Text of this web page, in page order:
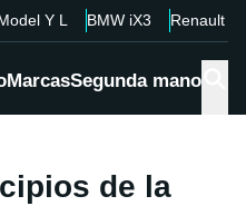
Y L BMW iX3 Renault
MarcasSegunda mano
de la